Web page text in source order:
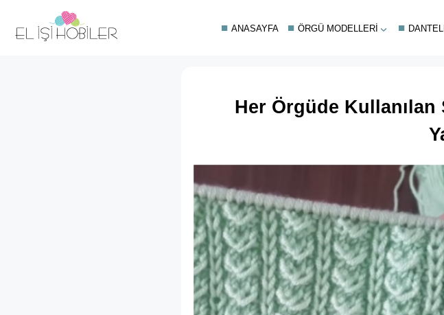
ANASAYFA ÖRGÜ MODELLERI
Her Örgüde Kullanılan